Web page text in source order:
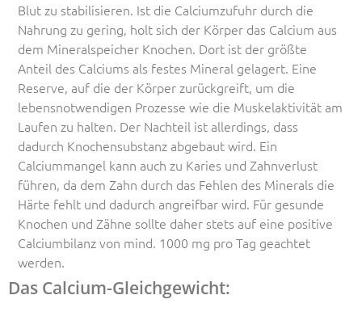
Blut zu stabilisieren. Ist die Calciumzufuhr durch die
Nahrung zu gering, holt sich der Körper das Calcium aus
dem Mineralspeicher Knochen. Dort ist der größte
Anteil des Calciums als festes Mineral gelagert. Eine
Reserve, auf die der Körper zurückgreift, um die
lebensnotwendigen Prozesse wie die Muskelaktivität am
Laufen zu halten. Der Nachteil ist allerdings, dass
dadurch Knochensubstanz abgebaut wird. Ein
Calciummangel kann auch zu Karies und Zahnverlust
führen, da dem Zahn durch das Fehlen des Minerals die
Härte fehlt und dadurch angreifbar wird. Für gesunde
Knochen und Zähne sollte daher stets auf eine positive
Calciumbilanz von mind. 1000 mg pro Tag geachtet
werden.
Das Calcium-Gleichgewicht: